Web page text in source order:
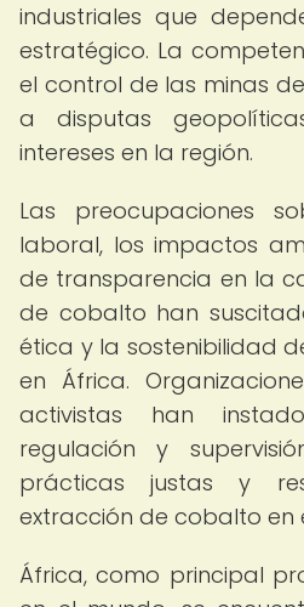
industriales que
estratégico. La
el control de las minas
a disputas
intereses en la región.
Las preocupaciones
laboral, los impactos
de transparencia en la
de cobalto han
ética y la sostenibilidad
en África.
activistas han
regulación y
prácticas justas y
extracción de cobalto en
África, como principal